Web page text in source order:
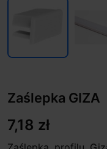
Zaślepka GIZA
7,18 zł